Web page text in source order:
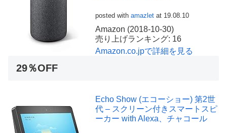
posted with amazlet at 19.08.10
Amazon (2018-10-30)
売り上げランキング: 16
Amazon.co.jpで詳細を見る
29％OFF
Echo Show (エコーショー) 第2世
代 – スクリーン付きスマートスピ
ーカー with Alexa、チャコール